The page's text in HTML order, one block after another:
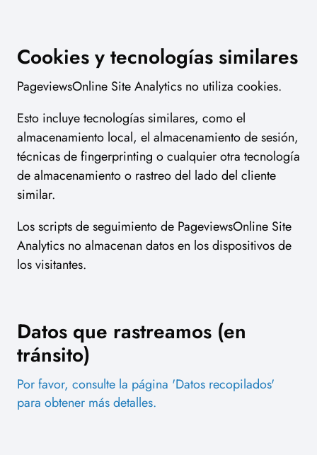
Cookies y tecnologías similares
PageviewsOnline Site Analytics no utiliza cookies.
Esto incluye tecnologías similares, como el
almacenamiento local, el almacenamiento de sesión,
técnicas de fingerprinting o cualquier otra tecnología
de almacenamiento o rastreo del lado del cliente
similar.
Los scripts de seguimiento de PageviewsOnline Site
Analytics no almacenan datos en los dispositivos de
los visitantes.
Datos que rastreamos (en
tránsito)
Por favor, consulte la página 'Datos recopilados'
para obtener más detalles.